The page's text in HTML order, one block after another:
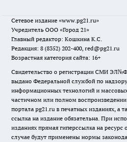
Сетевое издание «www.pg21.ru»
Учредитель ООО «Город 21»
Главный редактор: Кошкина К.С.
Редакция: 8 (8352) 202-400, red@pg21.ru
Возрастная категория сайта: 16+
Свидетельство о регистрации СМИ
выдано Федеральной службой по
информационных технологий и
частичном или полном
портала pg21.ru в печатных изданиях, а
ссылка на издание обязательна. При
изданиях прямая гиперссылка на ресурс
случае будут применены нормы